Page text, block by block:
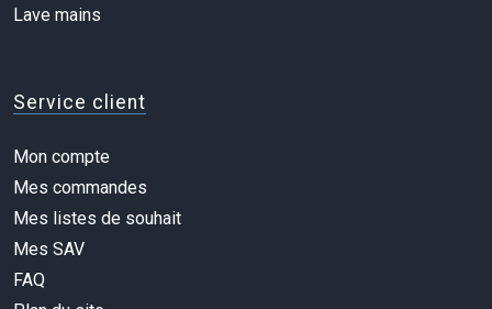
Lave mains
Service client
Mon compte
Mes commandes
Mes listes de souhait
Mes SAV
FAQ